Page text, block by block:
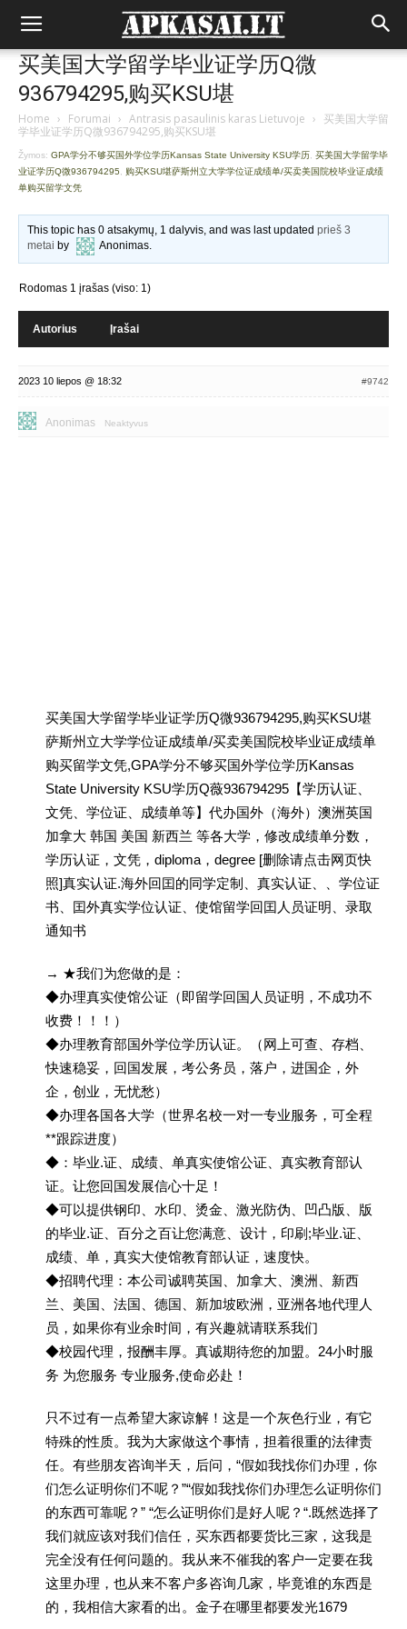
买美国大学留学毕业证学历Q微
936794295,购买KSU堪
Home › Forumai › Antrasis pasaulinis karas Lietuvoje › 买美国大学留
学毕业证学历Q微936794295,购买KSU堪
Žymos: GPA学分不够买国外学位学历Kansas State University KSU学历 买美国大学留学毕
业证学历Q微936794295
购买KSU堪萨斯州立大学学位证成绩单/买卖美国院校毕业证成绩
单购买留学文凭
This topic has 0 atsakymų, 1 dalyvis, and was last updatedprieš 3
metai by Anonimas.
Rodomas 1 įrašas (viso: 1)
Autorius Įrašai
2023 10 liepos @ 18:32 #9742
Anonimas Neaktyvus
买美国大学留学毕业证学历Q微936794295,购买KSU堪
萨斯州立大学学位证成绩单/买卖美国院校毕业证成绩单
购买留学文凭,GPA学分不够买国外学位学历Kansas
State University KSU学历Q薇936794295【学历认证、
文凭、学位证、成绩单等】代办国外（海外）澳洲英国
加拿大 韩国 美国 新西兰 等各大学，修改成绩单分数，
学历认证，文凭，diploma，degree [删除请点击网页快
照]真实认证.海外回囯的同学定制、真实认证、、学位证
书、囯外真实学位认证、使馆留学回囯人员证明、录取
通知书
→ ★我们为您做的是：
◆办理真实使馆公证（即留学回国人员证明，不成功不
收费！！！）
◆办理教育部国外学位学历认证。（网上可查、存档、
快速稳妥，回国发展，考公务员，落户，进国企，外
企，创业，无忧愁）
◆办理各国各大学（世界名校一对一专业服务，可全程
**跟踪进度）
◆：毕业.证、成绩、单真实使馆公证、真实教育部认
证。让您回国发展信心十足！
◆可以提供钢印、水印、烫金、激光防伪、凹凸版、版
的毕业.证、百分之百让您满意、设计，印刷;毕业.证、
成绩、单，真实大使馆教育部认证，速度快。
◆招聘代理：本公司诚聘英国、加拿大、澳洲、新西
兰、美国、法国、德国、新加坡欧洲，亚洲各地代理人
员，如果你有业余时间，有兴趣就请联系我们
◆校园代理，报酬丰厚。真诚期待您的加盟。24小时服
务 为您服务 专业服务,使命必赴！
只不过有一点希望大家谅解！这是一个灰色行业，有它
特殊的性质。我为大家做这个事情，担着很重的法律责
任。有些朋友咨询半天，后问，“假如我找你们办理，你
们怎么证明你们不呢？”“假如我找你们办理怎么证明你们
的东西可靠呢？” “怎么证明你们是好人呢？“.既然选择了
我们就应该对我们信任，买东西都要货比三家，这我是
完全没有任何问题的。我从来不催我的客户一定要在我
这里办理，也从来不客户多咨询几家，毕竟谁的东西是
的，我相信大家看的出。金子在哪里都要发光1679